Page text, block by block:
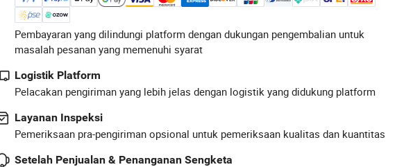
Pembayaran yang dilindungi platform dengan dukungan pengembalian untuk
masalah pesanan yang memenuhi syarat
Logistik Platform
Pelacakan pengiriman yang lebih jelas dengan logistik yang didukung platform
Layanan Inspeksi
Pemeriksaan pra-pengiriman opsional untuk pemeriksaan kualitas dan kuantitas
Setelah Penjualan & Penanganan Sengketa